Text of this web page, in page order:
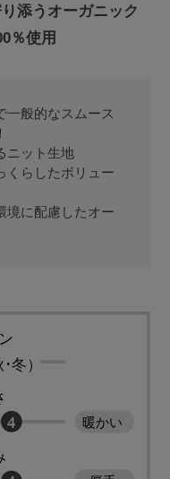
添うオーガニック
％使用
一般的なスムース
ニット生地
くらしたボリュー
境に配慮したオー